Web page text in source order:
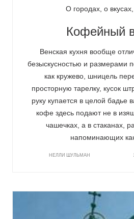
О городах, о
Кофейный
Венская кухня вообще
безыскусностью и размерами
как кружево, шницель
просторную тарелку, кусок
руку купается в целой бадье
кофе здесь подают не в
чашечках, а в стаканах,
напоминающих
НЕЛЛИ ШУЛЬМАН